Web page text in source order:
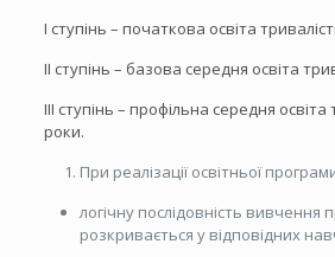
І ступінь – початкова освіта
ІІ ступінь – базова середня освіта
ІІІ ступінь – профільна середня
роки.
При реалізації освітньої
логічну послідовність вивчення
розкривається у відповідних